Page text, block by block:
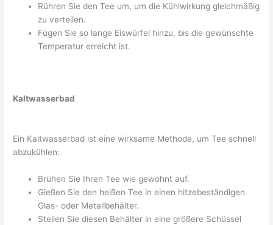
Rühren Sie den Tee um, um die Kühlwirkung gleichmäßig
zu verteilen.
Fügen Sie so lange Eiswürfel hinzu, bis die gewünschte
Temperatur erreicht ist.
Kaltwasserbad
Ein Kaltwasserbad ist eine wirksame Methode, um Tee schnell
abzukühlen:
Brühen Sie Ihren Tee wie gewohnt auf.
Gießen Sie den heißen Tee in einen hitzebeständigen
Glas- oder Metallbehälter.
Stellen Sie diesen Behälter in eine größere Schüssel